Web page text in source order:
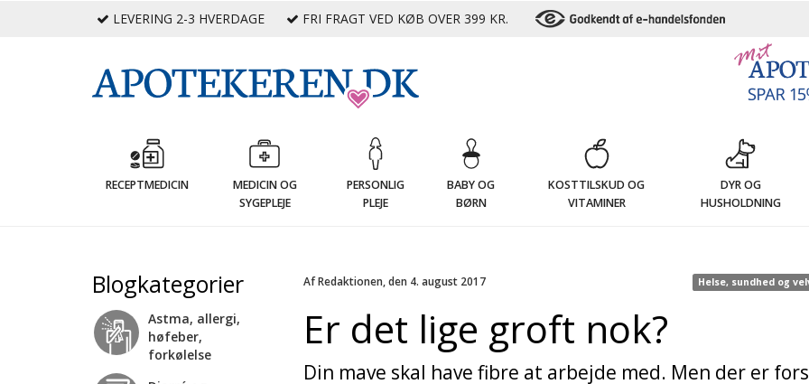
LEVERING 2-3 HVERDAGE FRI FRAGT VED KØB OVER 399 KR.
RECEPTMEDICIN
MEDICIN OG
SYGEPLEJE
PERSONLIG
PLEJE
BABY OG
BØRN
KOSTTILSKUD OG
VITAMINER
DYR OG
HUSHOLDNING
Blogkategorier
Astma, allergi,
høfeber,
forkølelse
Af Redaktionen, den 4. august 2017 Helse, sundhed og
Er det lige groft nok?
Din mave skal have fibre at arbejde med. Men der er